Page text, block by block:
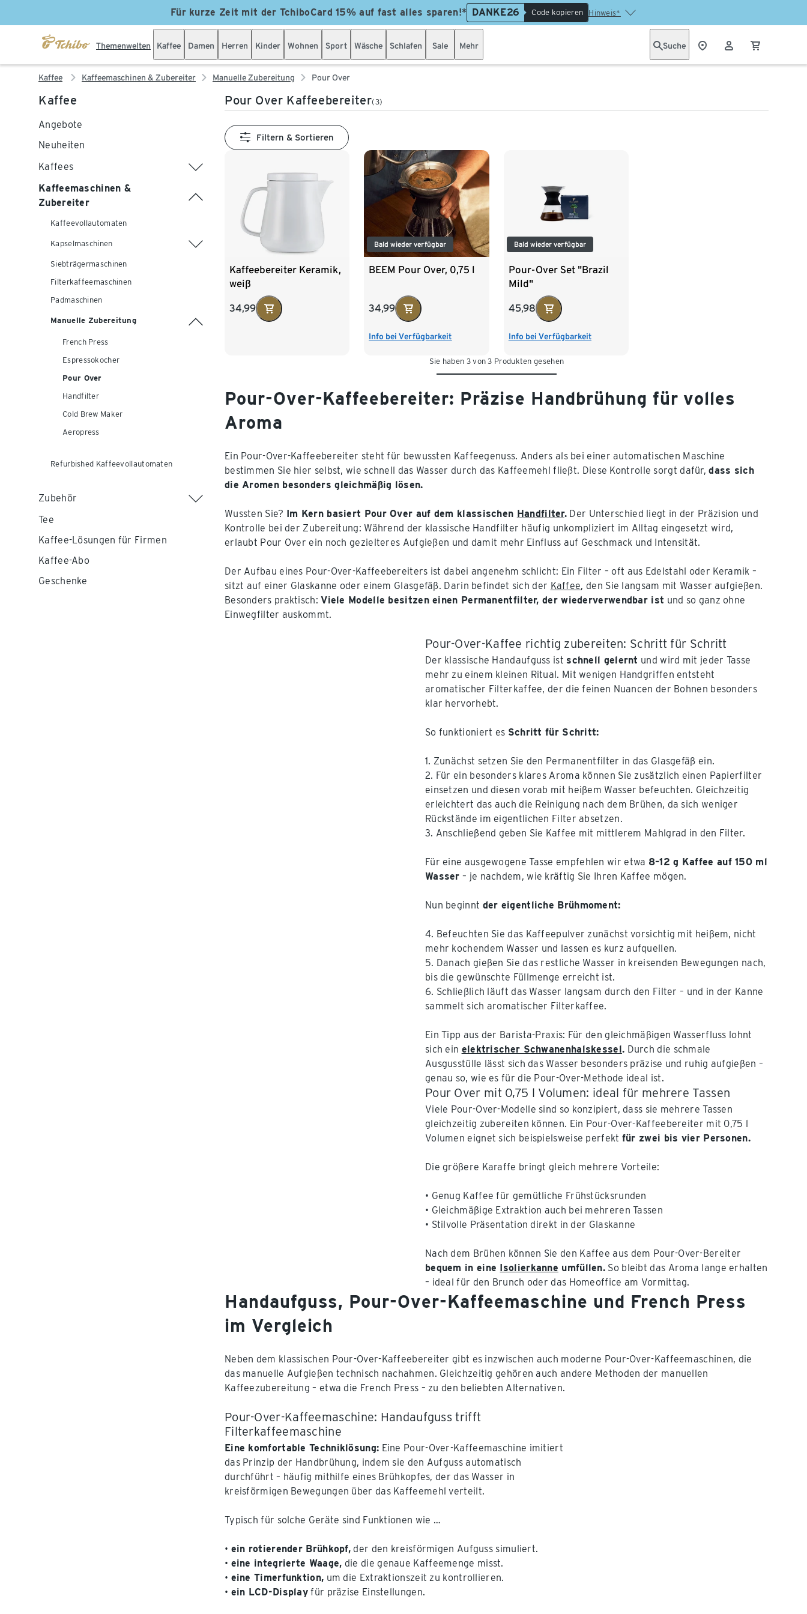
Für kurze Zeit mit der TchiboCard 15% auf fast alles sparen!* DANKE26 Code kopieren Hinweis*
Themenwelten Kaffee Damen Herren Kinder Wohnen Sport Wäsche Schlafen Sale Mehr Suche
Kaffee Kaffeemaschinen & Zubereiter Manuelle Zubereitung Pour Over
Kaffee
Angebote
Neuheiten
Kaffees
Kaffeemaschinen &
Zubereiter
Kaffeevollautomaten
Kapselmaschinen
Siebträgermaschinen
Filterkaffeemaschinen
Padmaschinen
Manuelle Zubereitung
French Press
Espressokocher
Pour Over
Handfilter
Cold Brew Maker
Aeropress
Refurbished Kaffeevollautomaten
Zubehör
Tee
Kaffee-Lösungen für Firmen
Kaffee-Abo
Geschenke
Pour Over Kaffeebereiter(3)
Filtern & Sortieren
Kaffeebereiter Keramik,
weiß
34,99
Bald wieder verfügbar
BEEM Pour Over, 0,75 l
34,99
Info bei Verfügbarkeit
Bald wieder verfügbar
Pour-Over Set "Brazil
Mild"
45,98
Info bei Verfügbarkeit
Sie haben 3 von 3 Produkten gesehen
Pour-Over-Kaffeebereiter: Präzise Handbrühung für volles
Aroma
Ein Pour-Over-Kaffeebereiter steht für bewussten Kaffeegenuss. Anders als bei einer automatischen Maschine
bestimmen Sie hier selbst, wie schnell das Wasser durch das Kaffeemehl fließt. Diese Kontrolle sorgt dafür,dass sich
die Aromen besonders gleichmäßig lösen.
Wussten Sie? Im Kern basiert Pour Over auf dem klassischen Handfilter. Der Unterschied liegt in der Präzision und
Kontrolle bei der Zubereitung: Während der klassische Handfilter häufig unkompliziert im Alltag eingesetzt wird,
erlaubt Pour Over ein noch gezielteres Aufgießen und damit mehr Einfluss auf Geschmack und Intensität.
Der Aufbau eines Pour-Over-Kaffeebereiters ist dabei angenehm schlicht: Ein Filter – oft aus Edelstahl oder Keramik –
sitzt auf einer Glaskanne oder einem Glasgefäß. Darin befindet sich der Kaffee, den Sie langsam mit Wasser aufgießen.
Besonders praktisch:Viele Modelle besitzen einen Permanentfilter, der wiederverwendbar ist und so ganz ohne
Einwegfilter auskommt.
Pour-Over-Kaffee richtig zubereiten: Schritt für Schritt
Der klassische Handaufguss ist schnell gelernt und wird mit jeder Tasse
mehr zu einem kleinen Ritual. Mit wenigen Handgriffen entsteht
aromatischer Filterkaffee, der die feinen Nuancen der Bohnen besonders
klar hervorhebt.
So funktioniert es Schritt für Schritt:
1. Zunächst setzen Sie den Permanentfilter in das Glasgefäß ein.
2. Für ein besonders klares Aroma können Sie zusätzlich einen Papierfilter
einsetzen und diesen vorab mit heißem Wasser befeuchten. Gleichzeitig
erleichtert das auch die Reinigung nach dem Brühen, da sich weniger
Rückstände im eigentlichen Filter absetzen.
3. Anschließend geben Sie Kaffee mit mittlerem Mahlgrad in den Filter.
Für eine ausgewogene Tasse empfehlen wir etwa 8–12 g Kaffee auf 150 ml
Wasser – je nachdem, wie kräftig Sie Ihren Kaffee mögen.
Nun beginnt der eigentliche Brühmoment:
4. Befeuchten Sie das Kaffeepulver zunächst vorsichtig mit heißem, nicht
mehr kochendem Wasser und lassen es kurz aufquellen.
5. Danach gießen Sie das restliche Wasser in kreisenden Bewegungen nach,
bis die gewünschte Füllmenge erreicht ist.
6. Schließlich läuft das Wasser langsam durch den Filter – und in der Kanne
sammelt sich aromatischer Filterkaffee.
Ein Tipp aus der Barista-Praxis: Für den gleichmäßigen Wasserfluss lohnt
sich ein elektrischer Schwanenhalskessel. Durch die schmale
Ausgusstülle lässt sich das Wasser besonders präzise und ruhig aufgießen –
genau so, wie es für die Pour-Over-Methode ideal ist.
Pour Over mit 0,75 l Volumen: ideal für mehrere Tassen
Viele Pour-Over-Modelle sind so konzipiert, dass sie mehrere Tassen
gleichzeitig zubereiten können. Ein Pour-Over-Kaffeebereiter mit 0,75 l
Volumen eignet sich beispielsweise perfekt für zwei bis vier Personen.
Die größere Karaffe bringt gleich mehrere Vorteile:
• Genug Kaffee für gemütliche Frühstücksrunden
• Gleichmäßige Extraktion auch bei mehreren Tassen
• Stilvolle Präsentation direkt in der Glaskanne
Nach dem Brühen können Sie den Kaffee aus dem Pour-Over-Bereiter
bequem in eine
Isolierkanne umfüllen. So bleibt das Aroma lange erhalten
– ideal für den Brunch oder das Homeoffice am Vormittag.
Handaufguss, Pour-Over-Kaffeemaschine und French Press
im Vergleich
Neben dem klassischen Pour-Over-Kaffeebereiter gibt es inzwischen auch moderne Pour-Over-Kaffeemaschinen, die
das manuelle Aufgießen technisch nachahmen. Gleichzeitig gehören auch andere Methoden der manuellen
Kaffeezubereitung – etwa die French Press – zu den beliebten Alternativen.
Pour-Over-Kaffeemaschine: Handaufguss trifft
Filterkaffeemaschine
Eine komfortable Techniklösung: Eine Pour-Over-Kaffeemaschine imitiert
das Prinzip der Handbrühung, indem sie den Aufguss automatisch
durchführt – häufig mithilfe eines Brühkopfes, der das Wasser in
kreisförmigen Bewegungen über das Kaffeemehl verteilt.
Typisch für solche Geräte sind Funktionen wie …
• ein rotierender Brühkopf, der den kreisförmigen Aufguss simuliert.
• eine integrierte Waage, die die genaue Kaffeemenge misst.
• eine Timerfunktion, um die Extraktionszeit zu kontrollieren.
• ein LCD-Display für präzise Einstellungen.